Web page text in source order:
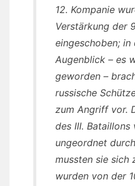
12. Kompanie
Verstärkung der
eingeschoben; in
Augenblick – es
geworden –
russische
zum Angriff vor.
des III. Bataillons
ungeordnet
mussten sie sich
wurden von der